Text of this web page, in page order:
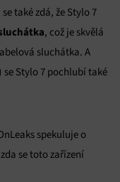
také zdá, že Stylo 7
, což je skvělá
sluchátka. A
Stylo 7 pochlubí také
spekuluje o
se toto zařízení